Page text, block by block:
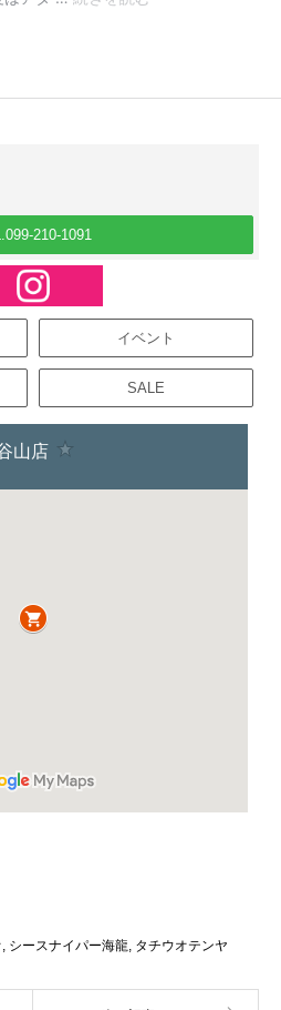
210-1091
イベント
SALE
, シースナイパー海龍, タチウオテンヤ